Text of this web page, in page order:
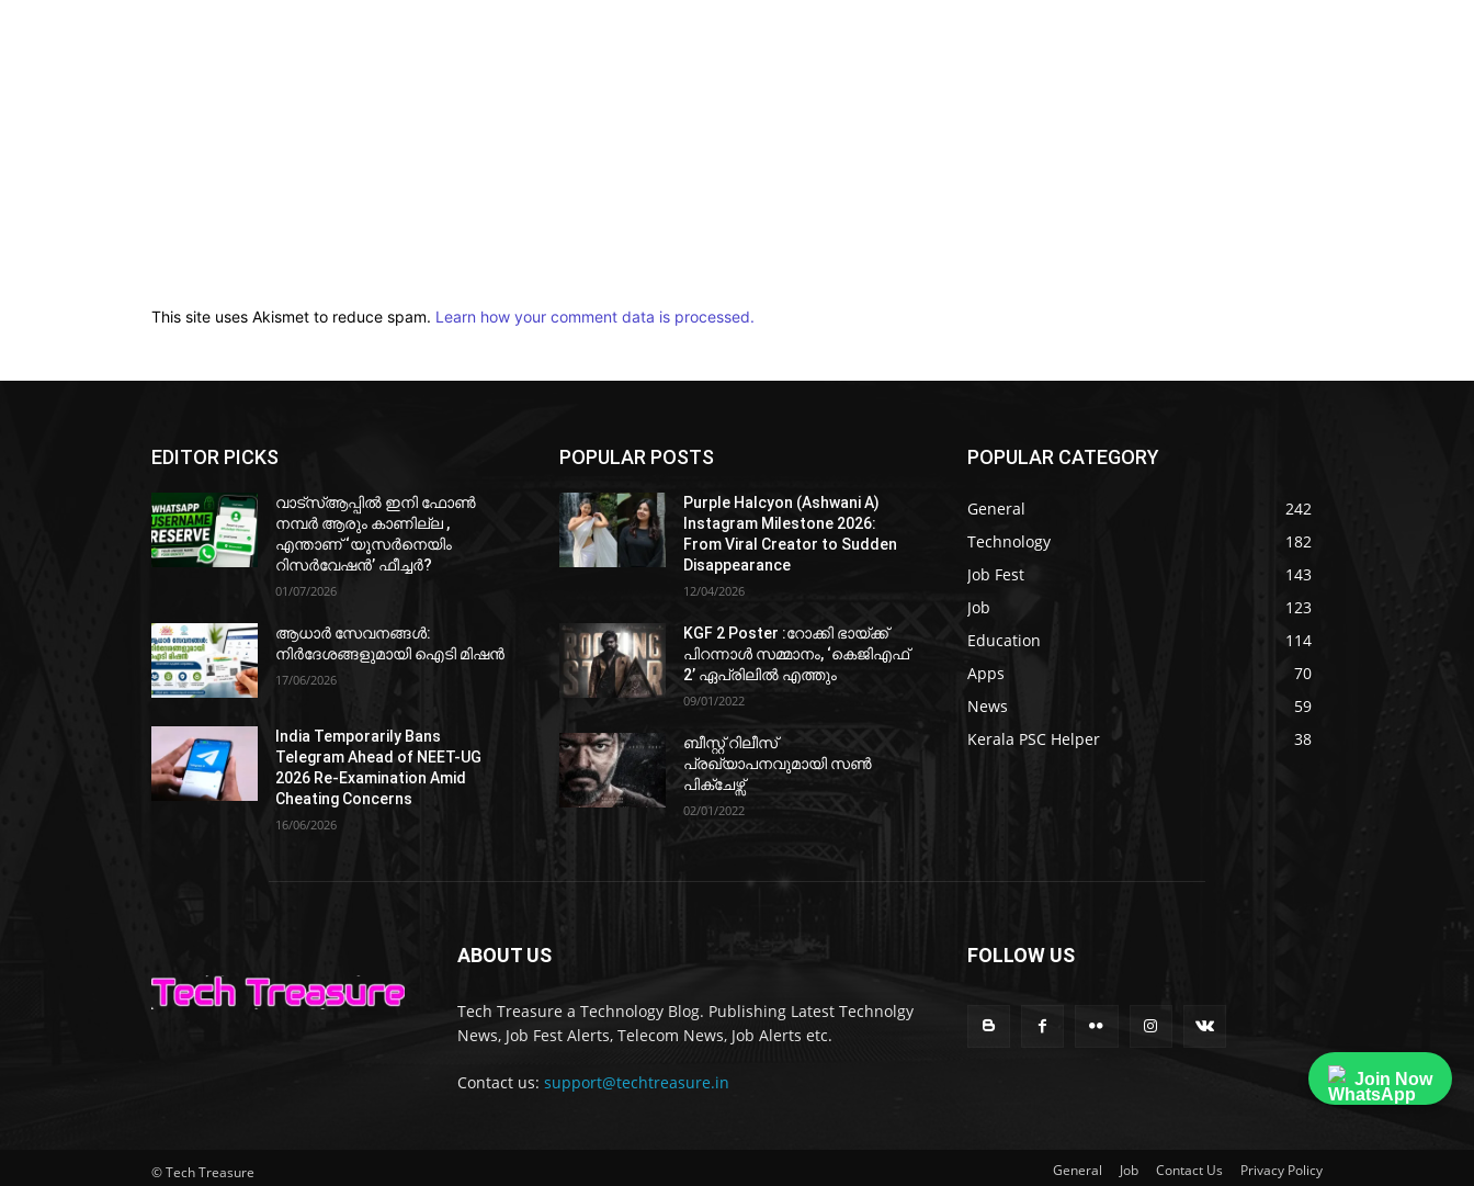
This site uses Akismet to reduce spam. Learn how your comment data is processed.
EDITOR PICKS
വാട്‌സ്ആപ്പിൽ ഇനി ഫോൺ
നമ്പർ ആരും കാണില്ല ,
എന്താണ് ‘യൂസർനെയിം
റിസർവേഷൻ’ ഫീച്ചർ?
01/07/2026
ആധാർ സേവനങ്ങൾ:
നിർദേശങ്ങളുമായി ഐടി മിഷൻ
17/06/2026
India Temporarily Bans
Telegram Ahead of NEET-UG
2026 Re-Examination Amid
Cheating Concerns
16/06/2026
POPULAR POSTS
Purple Halcyon (Ashwani A)
Instagram Milestone 2026:
From Viral Creator to Sudden
Disappearance
12/04/2026
KGF 2 Poster :റോക്കി ഭായ്ക്ക്
പിറന്നാൾ സമ്മാനം, ‘കെജിഎഫ്
2’ ഏപ്രിലിൽ എത്തും
09/01/2022
ബീസ്റ്റ് റിലീസ്
പ്രഖ്യാപനവുമായി സണ്‍
പിക്ചേഴ്സ്
02/01/2022
POPULAR CATEGORY
General
242
Technology
182
Job Fest
143
Job
123
Education
114
Apps
70
News
59
Kerala PSC Helper
38
ABOUT US
Tech Treasure a Technology Blog. Publishing Latest Technolgy
News, Job Fest Alerts, Telecom News, Job Alerts etc.
Contact us: support@techtreasure.in
FOLLOW US
© Tech Treasure General Job Contact Us Privacy Policy
Join Now